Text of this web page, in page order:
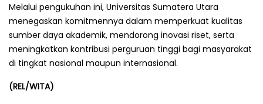
Melalui pengukuhan ini, Universitas Sumatera Utara
menegaskan komitmennya dalam memperkuat kualitas
sumber daya akademik, mendorong inovasi riset, serta
meningkatkan kontribusi perguruan tinggi bagi masyarakat
di tingkat nasional maupun internasional.
(REL/WITA)